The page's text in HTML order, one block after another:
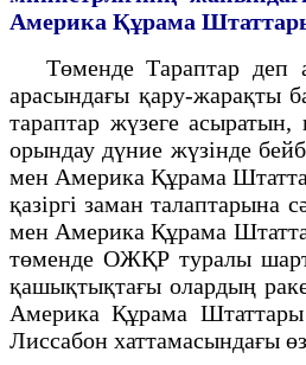
Америка Құрама
Төменде Тараптар деп
арасындағы қару-жарақты
тараптар жүзеге
орындау дүние жүзiнде
мен Америка Құрама
қазiргi заман
мен Америка Құрама
төменде ОЖҚР туралы
қашықтықтағы олардың
Америка Құрама
Лиссабон хаттамасындағы